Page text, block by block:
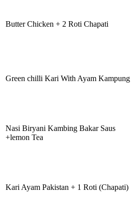
Butter Chicken + 2 Roti Chapati
Green chilli Kari With Ayam Kampung
Nasi Biryani Kambing Bakar Saus
+lemon Tea
Kari Ayam Pakistan + 1 Roti (Chapati)